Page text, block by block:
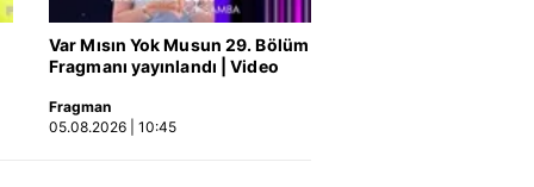
Var Mısın Yok Musun 29. Bölüm
Fragmanı yayınlandı | Video
Fragman
05.08.2026 | 10:45